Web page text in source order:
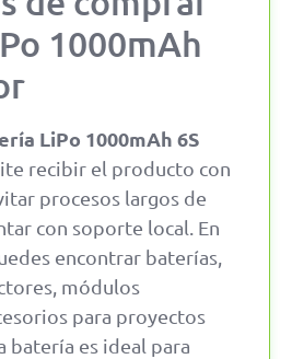
1000mAh
LiPo 1000mAh 6S
recibir el producto con
procesos largos de
con soporte local. En
encontrar baterías,
módulos
para proyectos
batería es ideal para